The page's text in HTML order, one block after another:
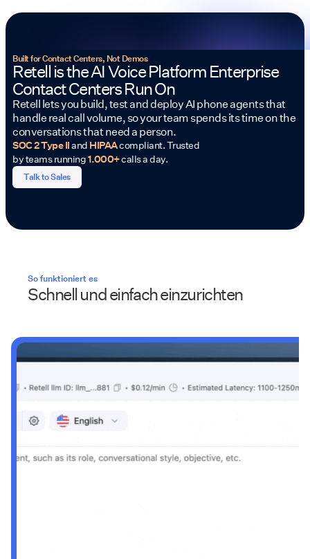
Built for Contact Centers, Not Demos
Retell is the AI Voice Platform Enterprise
Contact Centers Run On
Retell lets you build, test and deploy AI phone agents that
handle real call volume, so your team spends its time on the
conversations that need a person.
SOC 2 Type IIand HIPAAcompliant. Trusted
by teams running1.000+calls a day.
Talk to Sales
So funktioniert es
Schnell und einfach einzurichten